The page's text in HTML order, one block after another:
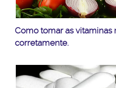
Como tomar as vitaminas
corretamente.